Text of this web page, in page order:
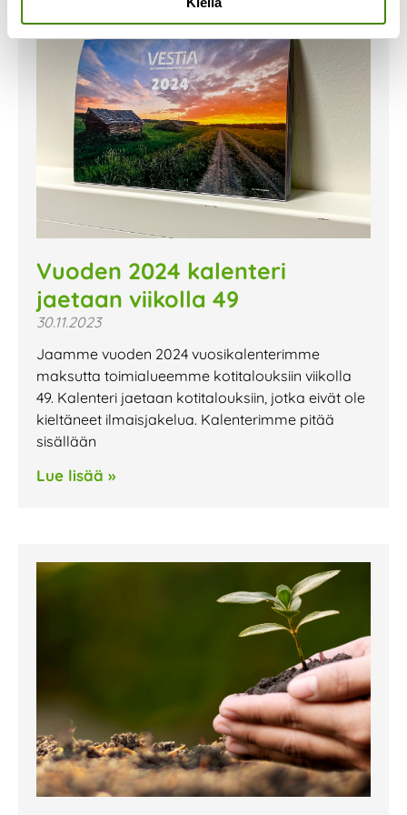
Vuoden 2024 kalenteri
jaetaan viikolla 49
30.11.2023
Jaamme vuoden 2024 vuosikalenterimme
maksutta toimialueemme kotitalouksiin viikolla
49. Kalenteri jaetaan kotitalouksiin, jotka eivät ole
kieltäneet ilmaisjakelua. Kalenterimme pitää
sisällään
Lue lisää »